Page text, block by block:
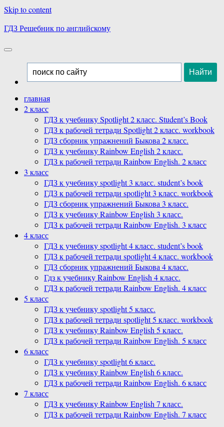
Skip to content
ГДЗ Решебник по английскому
главная
2 класс
ГДЗ к учебнику Spotlight 2 класс. Student’s Book
ГДЗ к рабочей тетради Spotlight 2 класс. workbook
ГДЗ сборник упражнений Быкова 2 класс.
ГДЗ к учебнику Rainbow English 2 класс.
ГДЗ к рабочей тетради Rainbow English. 2 класс
3 класс
ГДЗ к учебнику spotlight 3 класс. student’s book
ГДЗ к рабочей тетради spotlight 3 класс. workbook
ГДЗ сборник упражнений Быкова 3 класс.
ГДЗ к учебнику Rainbow English 3 класс.
ГДЗ к рабочей тетради Rainbow English. 3 класс
4 класс
ГДЗ к учебнику spotlight 4 класс. student’s book
ГДЗ к рабочей тетради spotlight 4 класс. workbook
ГДЗ сборник упражнений Быкова 4 класс.
Гдз к учебнику Rainbow English 4 класс.
ГДЗ к рабочей тетради Rainbow English. 4 класс
5 класс
ГДЗ к учебнику spotlight 5 класс.
ГДЗ к рабочей тетради spotlight 5 класс. workbook
ГДЗ к учебнику Rainbow English 5 класс.
ГДЗ к рабочей тетради Rainbow English. 5 класс
6 класс
ГДЗ к учебнику spotlight 6 класс.
ГДЗ к учебнику Rainbow English 6 класс.
ГДЗ к рабочей тетради Rainbow English. 6 класс
7 класс
ГДЗ к учебнику Rainbow English 7 класс.
ГДЗ к рабочей тетради Rainbow English. 7 класс